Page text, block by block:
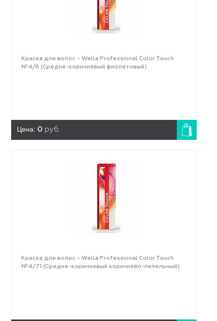
Краска для волос - Wella Professional Color Touch
№4/6 (Средне-коричневый фиолетовый)
Цена: 0 руб.
Краска для волос - Wella Professional Color Touch
№4/71 (Средне-коричневый коричнево-пепельный)